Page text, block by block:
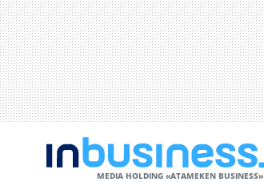
MEDIA HOLDING «ATAMEKЕN BUSINESS»